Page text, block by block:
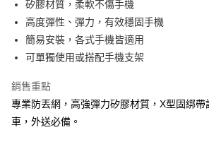
街口支付
悠遊付
ATM付款
矽膠材質，柔軟不傷手機
高度彈性、彈力，有效穩固手機
簡易安裝，各式手機皆適用
可單獨使用或搭配手機支架
銷售重點
專業防丟網，高強彈力矽膠材質，X型固綁
車，外送必備。